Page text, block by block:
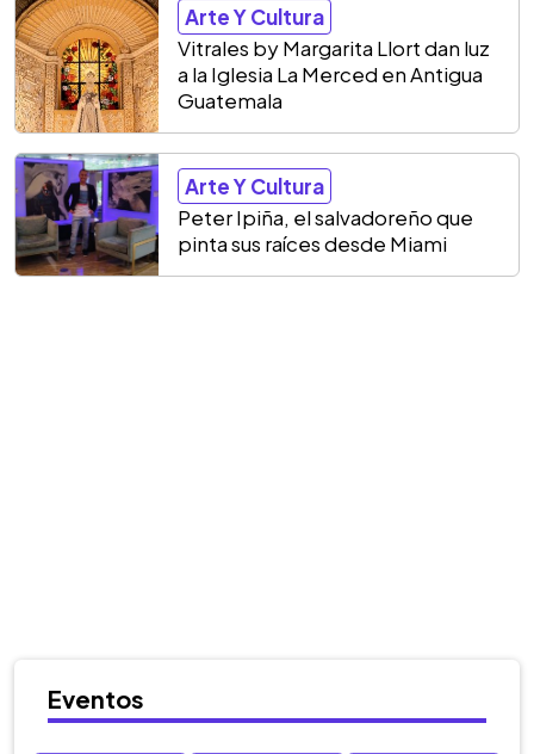
Arte Y Cultura
Vitrales by Margarita Llort dan luz
a la Iglesia La Merced en Antigua
Guatemala
Arte Y Cultura
Peter Ipiña, el salvadoreño que
pinta sus raíces desde Miami
Eventos